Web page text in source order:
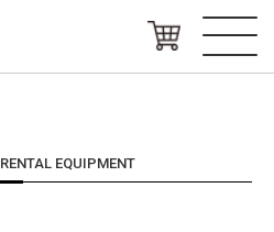
RENTAL EQUIPMENT